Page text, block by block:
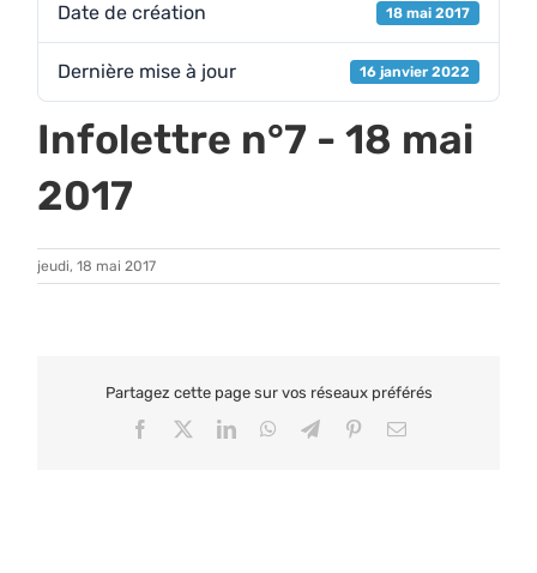
Date de création 18 mai 2017
Dernière mise à jour 16 janvier 2022
Infolettre n°7 - 18 mai
2017
jeudi, 18 mai 2017
Partagez cette page sur vos réseaux préférés
Facebook LinkedInWhatsApp
TelegramPinterestEmail